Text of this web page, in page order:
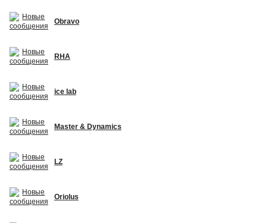
Obravo
RHA
ice lab
Master & Dynamics
LZ
Oriolus